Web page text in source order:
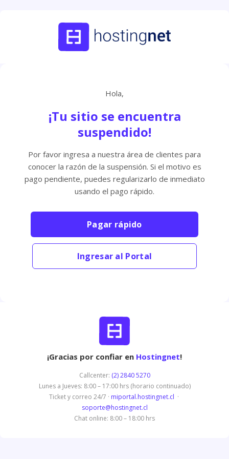
Hola,
¡Tu sitio se encuentra
suspendido!
Por favor ingresa a nuestra área de clientes para
conocer la razón de la suspensión. Si el motivo es
pago pendiente, puedes regularizarlo de inmediato
usando el pago rápido.
Pagar rápido
Ingresar al Portal
¡Gracias por confiar en Hostingnet!
Callcenter: (2) 2840 5270
Lunes a Jueves: 8:00 – 17:00 hrs (horario continuado)
Ticket y correo 24/7 · miportal.hostingnet.cl ·
soporte@hostingnet.cl
Chat online: 8:00 – 18:00 hrs